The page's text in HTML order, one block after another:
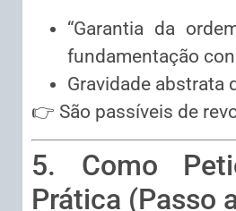
“Garantia da
fundamentação
Gravidade abstrata
👉 São passíveis de
5. Como
Prática (Passo